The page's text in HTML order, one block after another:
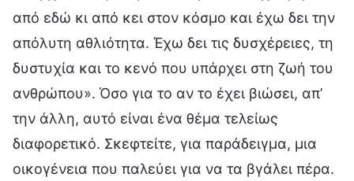
από εδώ κι από κει στον κόσμο και έχω δει την
απόλυτη αθλιότητα. Έχω δει τις δυσχέρειες, τη
δυστυχία και το κενό που υπάρχει στη ζωή του
ανθρώπου». Όσο για το αν το έχει βιώσει, απ’
την άλλη, αυτό είναι ένα θέμα τελείως
διαφορετικό. Σκεφτείτε, για παράδειγμα, μια
οικογένεια που παλεύει για να τα βγάλει πέρα.